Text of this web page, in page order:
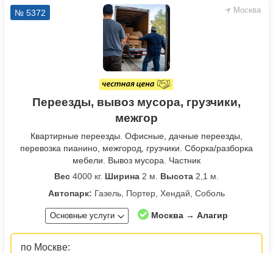
Москва
№ 5372
Переезды, вывоз мусора, грузчики,
межгор
Квартирные переезды. Офисные, дачные переезды,
перевозка пианино, межгород, грузчики. Сборка/разборка
мебели. Вывоз мусора. Частник
Вес 4000 кг. Ширина 2 м. Высота 2,1 м.
Автопарк: Газель, Портер, Хендай, Соболь
Основные услуги Москва → Алагир
по Москве: